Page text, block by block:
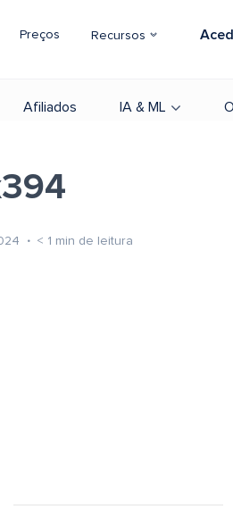
Preços Recursos
Afiliados IA & ML
< 1 min de leitura